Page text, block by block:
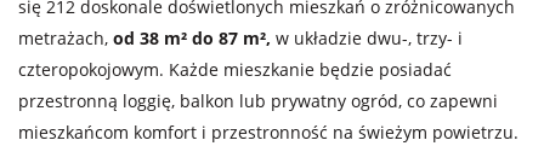
się 212 doskonale doświetlonych mieszkań o zróżnicowanych
metrażach, od 38 m² do 87 m², w układzie dwu-, trzy- i
czteropokojowym. Każde mieszkanie będzie posiadać
przestronną loggię, balkon lub prywatny ogród, co zapewni
mieszkańcom komfort i przestronność na świeżym powietrzu.